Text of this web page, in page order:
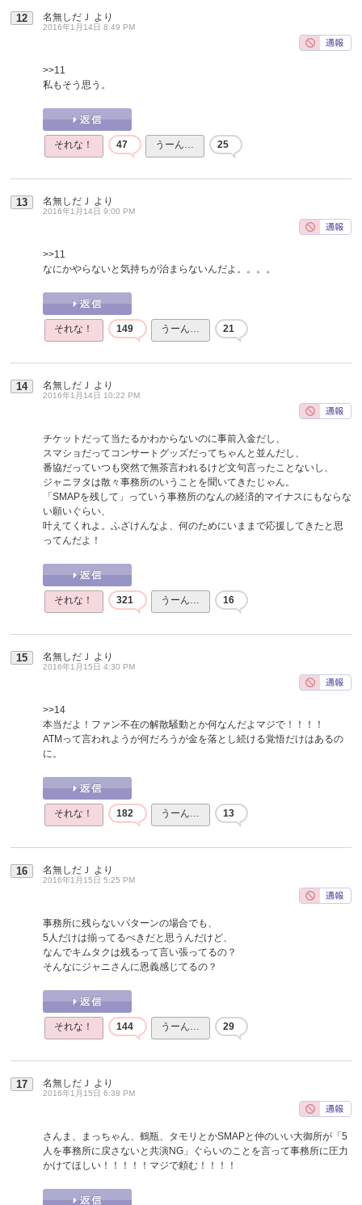
12 名無しだＪ より
2016年1月14日 8:49 PM
>>11
私もそう思う。
それな！ 47 うーん… 25
13 名無しだＪ より
2016年1月14日 9:00 PM
>>11
なにかやらないと気持ちが治まらないんだよ。。。。
それな！ 149 うーん… 21
14 名無しだＪ より
2016年1月14日 10:22 PM
チケットだって当たるかわからないのに事前入金だし、
スマショだってコンサートグッズだってちゃんと並んだし、
番協だっていつも突然で無茶言われるけど文句言ったことないし、
ジャニヲタは散々事務所のいうことを聞いてきたじゃん。
「SMAPを残して」っていう事務所のなんの経済的マイナスにもならな
い願いぐらい、
叶えてくれよ。ふざけんなよ、何のためにいままで応援してきたと思
ってんだよ！
それな！ 321 うーん… 16
15 名無しだＪ より
2016年1月15日 4:30 PM
>>14
本当だよ！ファン不在の解散騒動とか何なんだよマジで！！！！
ATMって言われようが何だろうが金を落とし続ける覚悟だけはあるの
に。
それな！ 182 うーん… 13
16 名無しだＪ より
2016年1月15日 5:25 PM
事務所に残らないパターンの場合でも、
5人だけは揃ってるべきだと思うんだけど、
なんでキムタクは残るって言い張ってるの？
そんなにジャニさんに恩義感じてるの？
それな！ 144 うーん… 29
17 名無しだＪ より
2016年1月15日 6:38 PM
さんま、まっちゃん、鶴瓶、タモリとかSMAPと仲のいい大御所が「5
人を事務所に戻さないと共演NG」ぐらいのことを言って事務所に圧力
かけてほしい！！！！！マジで頼む！！！！